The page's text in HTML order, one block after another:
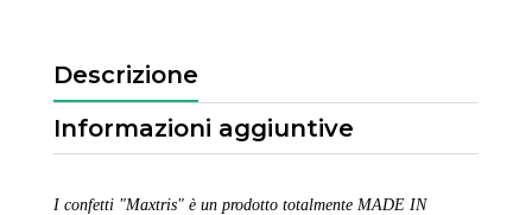
Descrizione
Informazioni aggiuntive
I confetti "Maxtris" è un prodotto totalmente MADE IN